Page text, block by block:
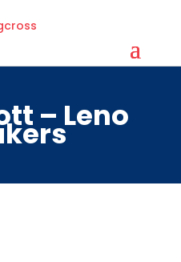
– Leno